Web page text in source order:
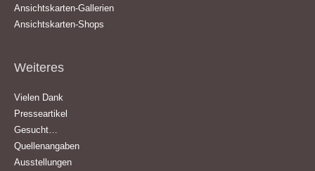
Ansichtskarten-Gallerien
Ansichtskarten-Shops
Weiteres
Vielen Dank
Presseartikel
Gesucht…
Quellenangaben
Ausstellungen